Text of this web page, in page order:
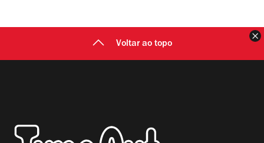
Voltar ao topo